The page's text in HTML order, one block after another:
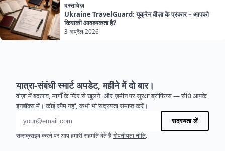
दस्तावेज़
Ukraine TravelGuard: यूक्रेन वीज़ा के प्रकार – आपको
किसकी आवश्यकता है?
3 अप्रैल 2026
यात्रा-संबंधी स्मार्ट अपडेट, महीने में दो बार।
वीज़ा में बदलाव, मार्गों के फिर से खुलने, और ज़मीन पर सुरक्षा ब्रीफिंग्स — सीधे आपके
इनबॉक्स में। कोई स्पैम नहीं, कभी भी सदस्यता समाप्त करें।
ईमेल पता
सदस्यता लें
सब्सक्राइब करने पर आप हमारी सहमति देते हैं गोपनीयता नीति.